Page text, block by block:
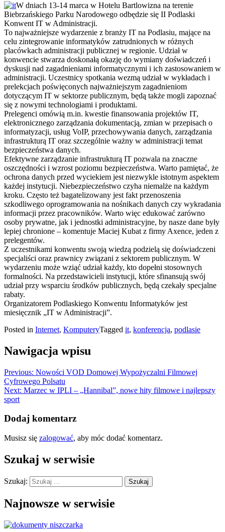
W dniach 13-14 marca w Hotelu Bartlowizna na terenie
Biebrzańskiego Parku Narodowego odbędzie się II Podlaski
Konwent IT w Administracji.
To najważniejsze wydarzenie z branży IT na Podlasiu, mające na
celu zintegrowanie informatyków zatrudnionych w różnych
placówkach administracji publicznej w regionie. Udział w
konwencie stwarza doskonałą okazję do wymiany doświadczeń i
dyskusji nad zagadnieniami informatycznymi i ich zastosowaniem w
administracji. Uczestnicy spotkania wezmą udział w wykładach i
prelekcjach poświęconych najważniejszym zagadnieniom
dotyczącym IT w sektorze publicznym, będą także mogli zapoznać
się z nowymi technologiami i produktami.
Prelegenci omówią m.in. kwestie finansowania projektów IT,
elektronicznego zarządzania dokumentacją, zmian w przepisach o
informatyzacji, usług VoIP, przechowywania danych, zarządzania
infrastrukturą IT oraz szczególnie ważny w administracji temat
bezpieczeństwa danych.
Efektywne zarządzanie infrastrukturą IT pozwala na znaczne
oszczędności i wzrost poziomu bezpieczeństwa. Warto pamiętać, że
ochrona danych przed wyciekiem jest niezwykle istotnym aspektem
każdej instytucji. Niebezpieczeństwo czyha niemalże na każdym
kroku. Często też bagatelizowany jest fakt przenoszenia
szkodliwego oprogramowania na nośnikach danych czy wykradania
informacji przez pracowników. Warto więc edukować zarówno
osoby prywatne, jak i jednostki administracyjne, by nasze dane były
lepiej chronione – komentuje Maciej Kubat z firmy Axence, jeden z
prelegentów.
Z uczestnikami konwentu swoją wiedzą podzielą się doświadczeni
specjaliści oraz prawnicy związani z sektorem publicznym. W
wydarzeniu może wziąć udział każdy, kto dopełni stosownych
formalności. Na przedstawicieli instytucji, które sfinansują swój
udział przy wsparciu środków publicznych, będą czekały specjalne
rabaty.
Organizatorem Podlaskiego Konwentu Informatyków jest
miesięcznik „IT w Administracji”.
Posted in Internet, KomputeryTagged it, konferencja, podlasie
Nawigacja wpisu
Previous: Nowości VOD Domowej Wypożyczalni Filmowej
Cyfrowego Polsatu
Next: Marzec w IPLI – „Hannibal”, nowe hity filmowe i najlepszy
sport
Dodaj komentarz
Musisz się zalogować, aby móc dodać komentarz.
Szukaj w serwisie
Szukaj:
Najnowsze w serwisie